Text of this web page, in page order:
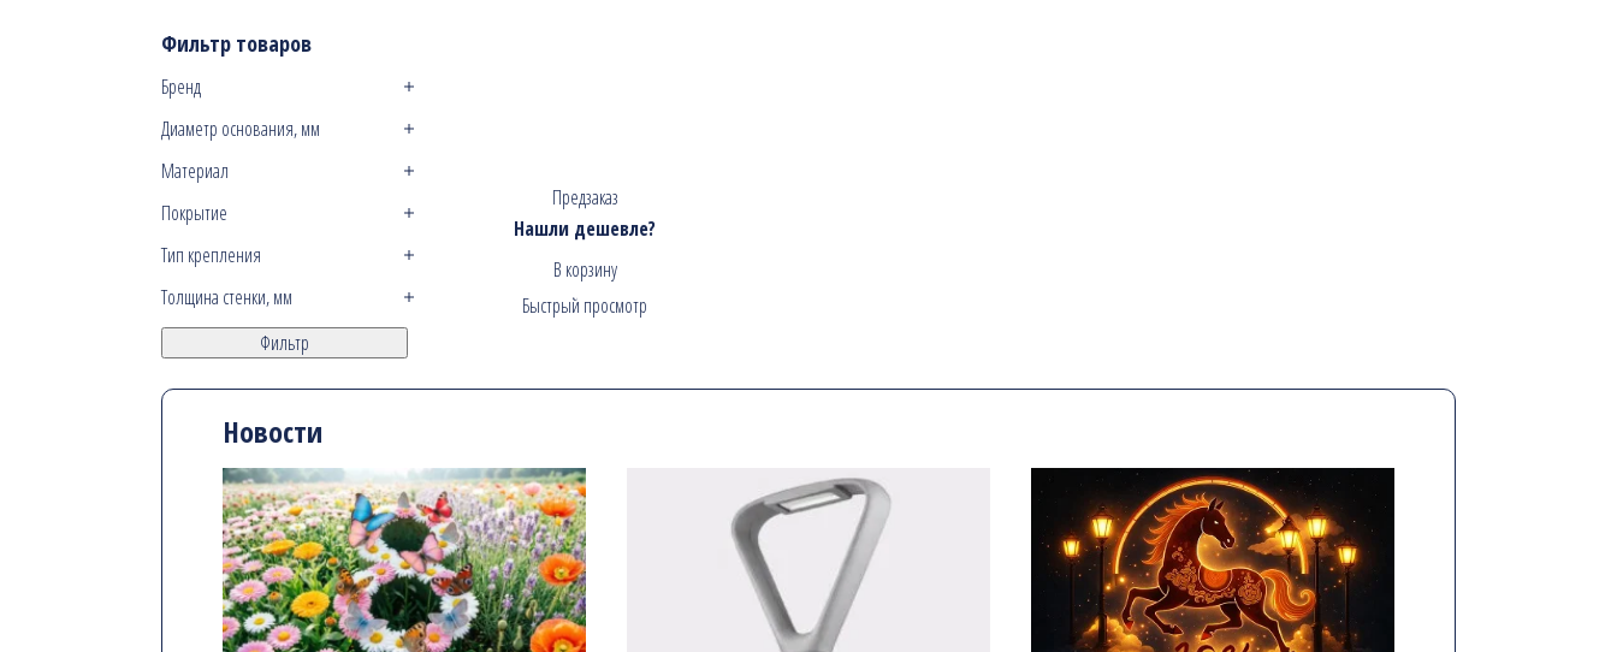
Фильтр товаров
Бренд
Диаметр основания, мм
Материал
Покрытие
Тип крепления
Толщина стенки, мм
Фильтр
Предзаказ
Нашли дешевле?
В корзину
Быстрый просмотр
Новости